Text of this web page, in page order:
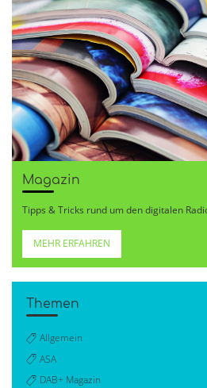
Magazin
Tipps & Tricks rund um den digitalen
MEHR ERFAHREN
Themen
Allgemein
ASA
DAB+ Magazin